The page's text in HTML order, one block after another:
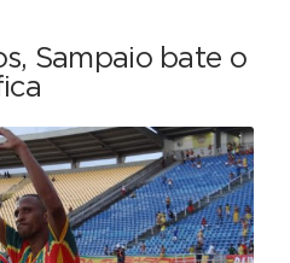
Sampaio bate o